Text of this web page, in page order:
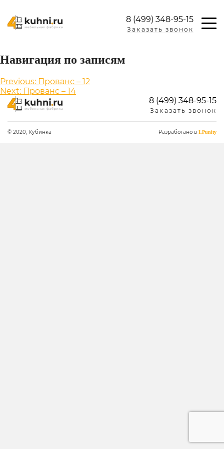
8 (499) 348-95-15
Заказать звонок
Навигация по записям
Previous: Прованс – 12
Next: Прованс – 14
8 (499) 348-95-15
Заказать звонок
© 2020, Кубинка Разработано в LPunity